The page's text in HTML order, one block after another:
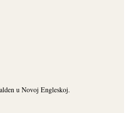
u Novoj Engleskoj.